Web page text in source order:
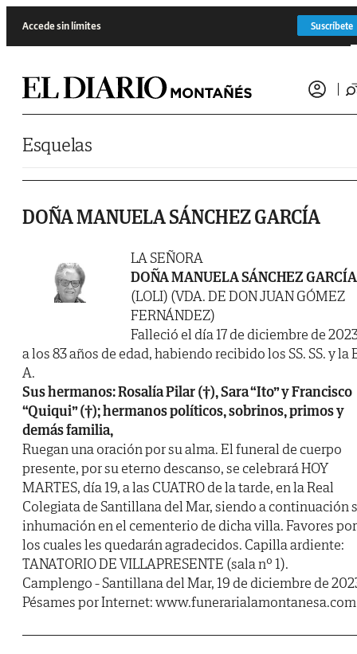
Accede sin límites Suscríbete
Esquelas
DOÑA MANUELA SÁNCHEZ GARCÍA
LA SEÑORA
DOÑA MANUELA SÁNCHEZ GARCÍA
(LOLI) (VDA. DE DON JUAN GÓMEZ
FERNÁNDEZ)
Falleció el día 17 de diciembre de
a los 83 años de edad, habiendo recibido los SS. SS. y la
A.
Sus hermanos: Rosalía Pilar (†), Sara “Ito” y Francisco
“Quiqui” (†); hermanos políticos, sobrinos, primos y
demás familia,
Ruegan una oración por su alma. El funeral de cuerpo
presente, por su eterno descanso, se celebrará HOY
MARTES, día 19, a las CUATRO de la tarde, en la Real
Colegiata de Santillana del Mar, siendo a continuación
inhumación en el cementerio de dicha villa. Favores por
los cuales les quedarán agradecidos. Capilla ardiente:
TANATORIO DE VILLAPRESENTE (sala nº 1).
Camplengo - Santillana del Mar, 19 de diciembre de
Pésames por Internet: www.funerarialamontanesa.com